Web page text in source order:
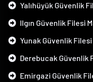
Yalıhüyük Güvenlik
Ilgın Güvenlik Filesi
Yunak Güvenlik Filesi
Derebucak Güvenlik
Emirgazi Güvenlik